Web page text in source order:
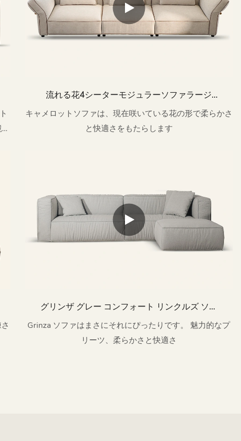
流れる花4シーターモジュラーソファラージ
M204
キャメロットソファは、現在咲いている花の形で柔らかさ
と快適さをもたらします
グリンザ グレー コンフォート リンクルズ ソフ
ァセット M067
Grinza ソファはまさにそれにぴったりです。 魅力的なプ
リーツ、柔らかさと快適さ